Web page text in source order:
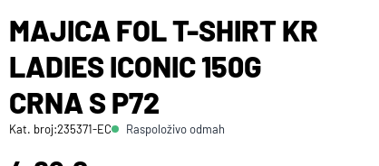
*
me na ovom uređaju
MAJICA FOL T-SHIRT KR
LADIES ICONIC 150G
CRNA S P72
Kat. broj:235371-EC Raspoloživo odmah